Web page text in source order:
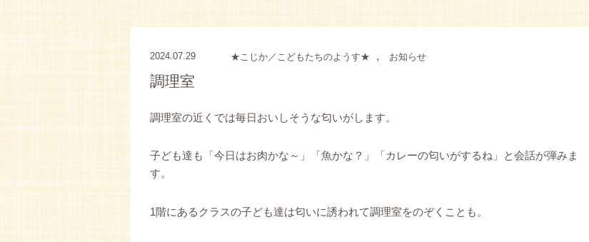
2024.07.29 ★こじか／こどもたちのようす★ , お知らせ
調理室
調理室の近くでは毎日おいしそうな匂いがします。
子ども達も「今日はお肉かな～」「魚かな？」「カレーの匂いがするね」と会話が弾みま
す。
1階にあるクラスの子ども達は匂いに誘われて調理室をのぞくことも。